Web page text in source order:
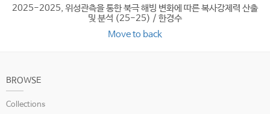
2025-2025, 위성관측을 통한 북극 해빙 변화에 따른 복사강제력 산출
및 분석 (25-25) / 한경수
Move to back
BROWSE
Collections